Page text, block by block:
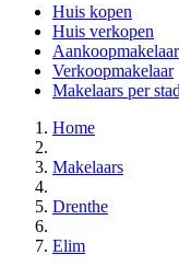
Huis kopen
Huis verkopen
Aankoopmakelaar
Verkoopmakelaar
Makelaars per stad
Home
Makelaars
Drenthe
Elim